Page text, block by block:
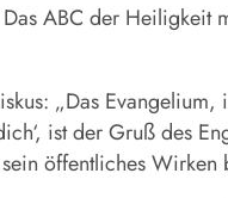
ABC der Heiligkeit
„Das
ist der Gruß des
öffentliches Wirken